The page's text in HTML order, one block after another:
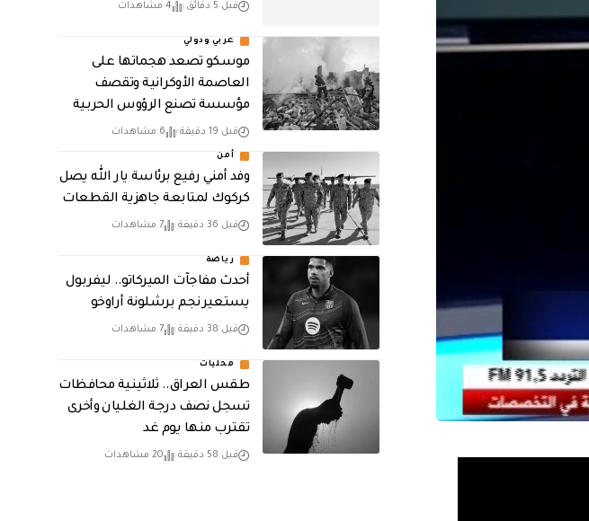
قبل 5 دقائق 4 مشاهدات
عربي ودولي
موسكو تصعد هجماتها على
العاصمة الأوكرانية وتقصف
مؤسسة تصنع الرؤوس الحربية
قبل 19 دقيقة 6 مشاهدات
أمن
وفد أمني رفيع برئاسة يار الله يصل
كركوك لمتابعة جاهزية القطعات
قبل 36 دقيقة 7 مشاهدات
رياضة
أحدث مفاجآت الميركاتو.. ليفربول
يستعير نجم برشلونة أراوخو
قبل 38 دقيقة 7 مشاهدات
محليات
طقس العراق.. ثلاثينية محافظات
تسجل نصف درجة الغليان وأخرى
تقترب منها يوم غد
قبل 58 دقيقة 20 مشاهدات